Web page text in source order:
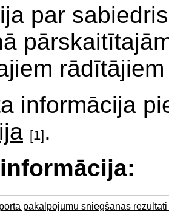
par
informācija
[1].
pakalpojumu sniegšanas